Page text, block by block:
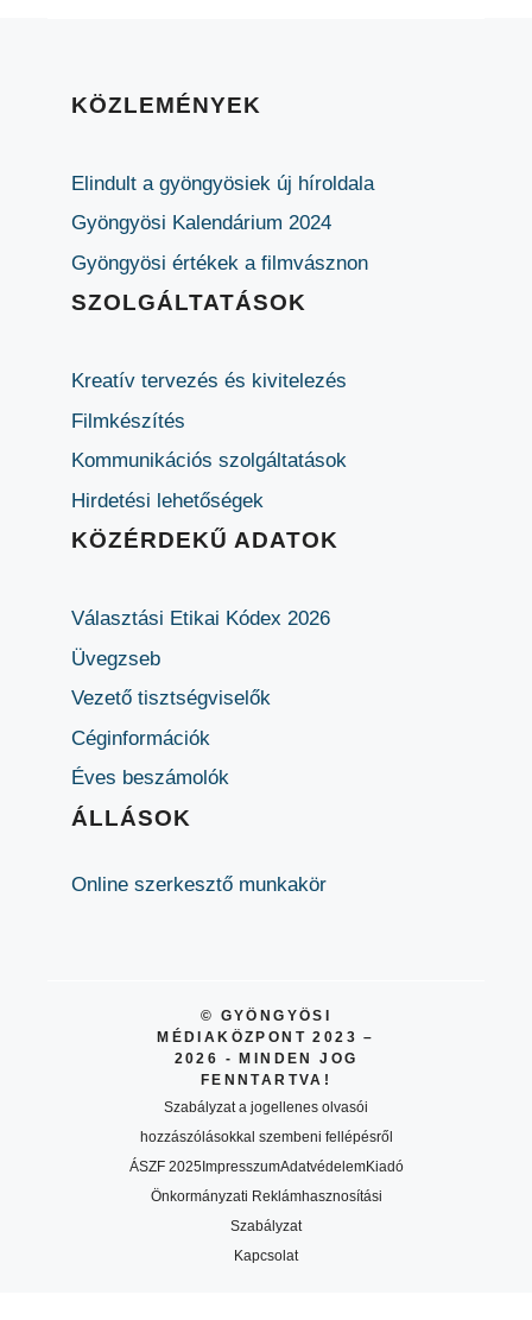
KÖZLEMÉNYEK
Elindult a gyöngyösiek új híroldala
Gyöngyösi Kalendárium 2024
Gyöngyösi értékek a filmvásznon
SZOLGÁLTATÁSOK
Kreatív tervezés és kivitelezés
Filmkészítés
Kommunikációs szolgáltatások
Hirdetési lehetőségek
KÖZÉRDEKŰ ADATOK
Választási Etikai Kódex 2026
Üvegzseb
Vezető tisztségviselők
Céginformációk
Éves beszámolók
ÁLLÁSOK
Online szerkesztő munkakör
© GYÖNGYÖSI
MÉDIAKÖZPONT 2023 –
2026 - MINDEN JOG
FENNTARTVA!
Szabályzat a jogellenes olvasói
hozzászólásokkal szembeni fellépésről
ÁSZF 2025ImpresszumAdatvédelemKiadó
Önkormányzati Reklámhasznosítási
Szabályzat
Kapcsolat